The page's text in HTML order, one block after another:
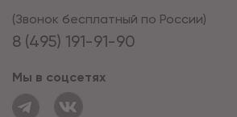
8 (495) 191-91-90
(Звонок бесплатный по России)
Мы в соцсетях